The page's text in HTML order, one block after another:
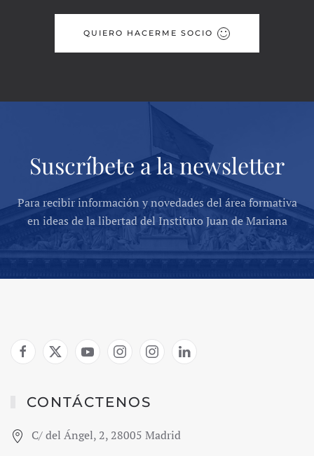
QUIERO HACERME SOCIO
Suscríbete a la newsletter
Para recibir información y novedades del área formativa
en ideas de la libertad del Instituto Juan de Mariana
CONTÁCTENOS
C/ del Ángel, 2, 28005 Madrid